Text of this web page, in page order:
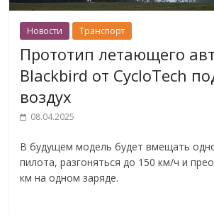
Новости Транспорт
Прототип летающего
Blackbird от CycloTech
воздух
08.04.2025
В будущем модель будет вмещать
пилота, разгоняться до 150 км/ч и
км на одном заряде.